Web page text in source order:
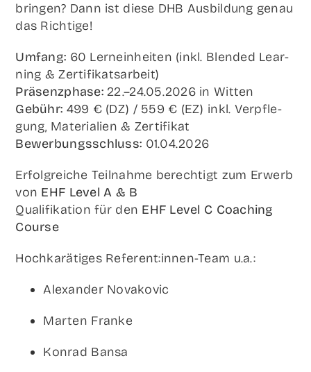
brin­gen? Dann ist die­se DHB Aus­bil­dung genau
das Richtige!
Umfang: 60 Lern­ein­hei­ten (inkl. Blen­ded Lear­
ning & Zer­ti­fi­kats­ar­beit)
Prä­senz­pha­se:22.–24.05.2026 inWit­ten
Gebühr: 499 € (DZ) / 559 € (EZ) inkl. Ver­pfle­
gung, Mate­ria­li­en & Zer­ti­fi­kat
Bewer­bungs­schluss: 01.04.2026
Erfolg­rei­che Teil­nah­me berech­tigt zum Erwerb
von EHF Level A & B
Qua­li­fi­ka­ti­on für den EHF Level C Coa­ching
Course
Hoch­ka­rä­ti­ges Referent:innen-Team u.a.:
Alex­an­der Novakovic
Mar­ten Franke
Kon­rad Bansa